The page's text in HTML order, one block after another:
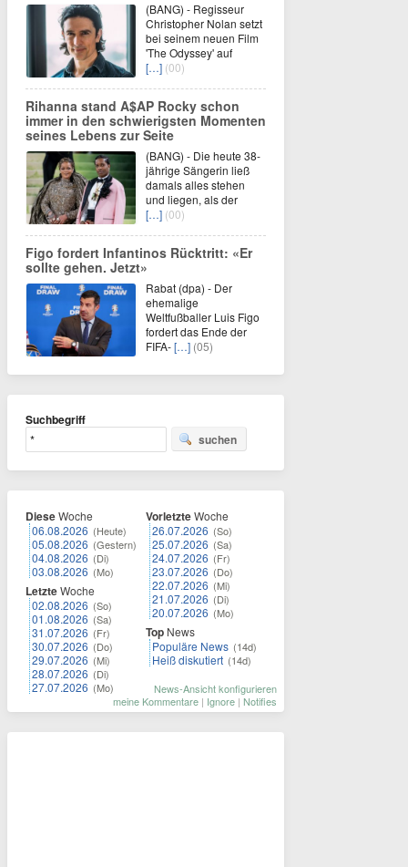
(BANG) - Regisseur
Christopher Nolan setzt
bei seinem neuen Film
'The Odyssey' auf
[…] (00)
Rihanna stand A$AP Rocky schon
immer in den schwierigsten Momenten
seines Lebens zur Seite
(BANG) - Die heute 38-
jährige Sängerin ließ
damals alles stehen
und liegen, als der
[…] (00)
Figo fordert Infantinos Rücktritt: «Er
sollte gehen. Jetzt»
Rabat (dpa) - Der
ehemalige
Weltfußballer Luis Figo
fordert das Ende der
FIFA-[…] (05)
Suchbegriff
suchen
DieseWoche
06.08.2026 (Heute)
05.08.2026 (Gestern)
04.08.2026 (Di)
03.08.2026 (Mo)
LetzteWoche
02.08.2026 (So)
01.08.2026 (Sa)
31.07.2026 (Fr)
30.07.2026 (Do)
29.07.2026 (Mi)
28.07.2026 (Di)
27.07.2026 (Mo)
VorletzteWoche
26.07.2026 (So)
25.07.2026 (Sa)
24.07.2026 (Fr)
23.07.2026 (Do)
22.07.2026 (Mi)
21.07.2026 (Di)
20.07.2026 (Mo)
Top News
Populäre News (14d)
Heiß diskutiert (14d)
News-Ansicht konfigurieren
meine Kommentare | Ignore | Notifies